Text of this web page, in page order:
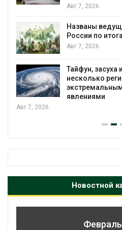
Авг 7, 2026
Названы
России по
Авг 7, 2026
Тайфун, засуха
несколько
явлениями
Авг 7, 2026
Новостной